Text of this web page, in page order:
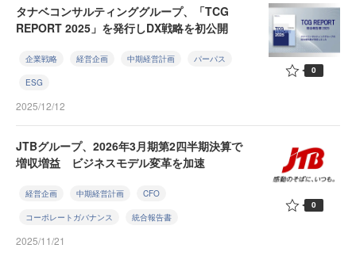
タナベコンサルティンググループ、「TCG
REPORT 2025」を発行しDX戦略を初公開
企業戦略 経営企画 中期経営計画 パーパス
ESG
2025/12/12
0
JTBグループ、2026年3月期第2四半期決算で
増収増益 ビジネスモデル変革を加速
経営企画 中期経営計画 CFO
コーポレートガバナンス 統合報告書
2025/11/21
0